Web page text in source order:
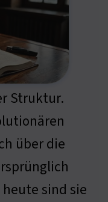
Struktur.
über die
sind sie